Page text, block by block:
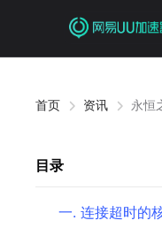
首页 资讯 永恒
目录
一. 连接超时的